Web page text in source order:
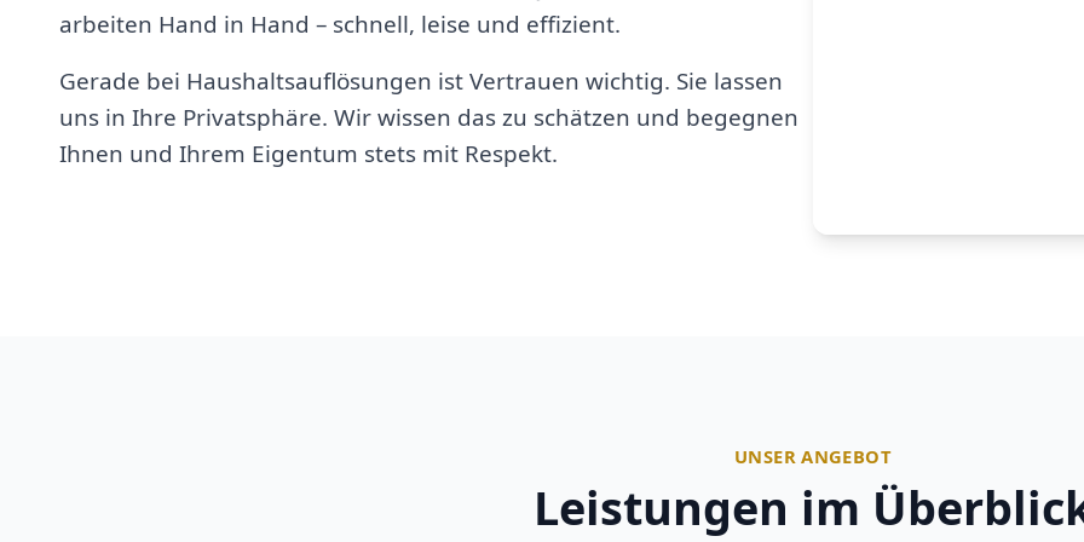
arbeiten Hand in Hand – schnell, leise und effizient.
Gerade bei Haushaltsauflösungen ist Vertrauen wichtig. Sie lassen
uns in Ihre Privatsphäre. Wir wissen das zu schätzen und begegnen
Ihnen und Ihrem Eigentum stets mit Respekt.
UNSER ANGEBOT
Leistungen im